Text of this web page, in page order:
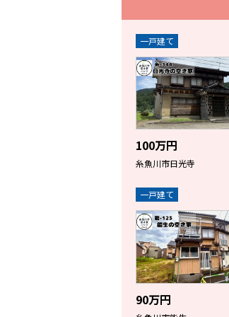
一戸建て
100万円
糸魚川市日光寺
一戸建て
90万円